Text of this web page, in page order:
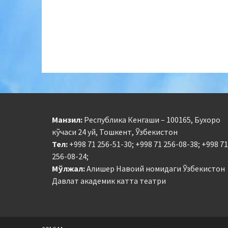
Манзил: Республика Кенгаши – 100165, Бухоро
кўчаси 24 уй, Тошкент, Ўзбекистон
Тел: +998 71 256-51-30; +998 71 256-08-38; +998 71
256-08-24;
Мўлжал:Алишер Навоий номидаги Ўзбекистон
Давлат академик катта театри